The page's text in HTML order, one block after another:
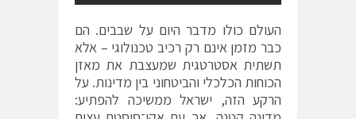
העולם כולו מדבר היום על שבבים. הם
כבר מזמן אינם רק רכיב טכנולוגי – אלא
תשתית אסטרטגית שמעצבת את מאזן
הכוחות הכלכלי והביטחוני בין מדינות. על
הרקע הזה, ישראל ממשיכה להפתיע: